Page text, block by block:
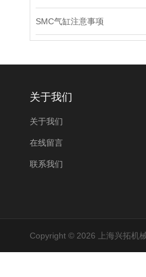
SMC气缸注意事项
关于我们
关于我们
在线留言
联系我们
Copyright © 2026 上海兴拓机